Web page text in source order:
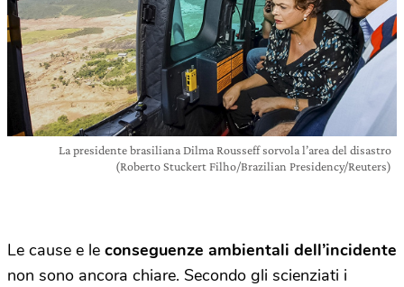
La presidente brasiliana Dilma Rousseff sorvola l’area del disastro
(Roberto Stuckert Filho/Brazilian Presidency/Reuters)
Le cause e le conseguenze ambientali dell’incidente
non sono ancora chiare. Secondo gli scienziati i